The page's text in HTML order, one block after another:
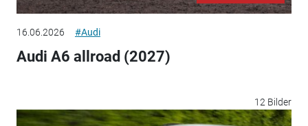
16.06.2026 #Audi
Audi A6 allroad (2027)
12 Bilder